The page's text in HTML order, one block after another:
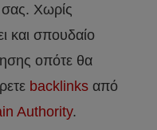
σας. Χωρίς
και σπουδαίο
οπότε θα
backlinks από
Authority.